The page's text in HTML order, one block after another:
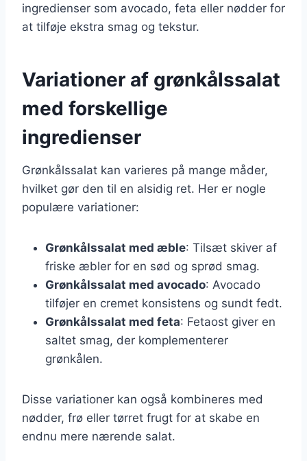
ingredienser som avocado, feta eller nødder for
at tilføje ekstra smag og tekstur.
Variationer af grønkålssalat
med forskellige
ingredienser
Grønkålssalat kan varieres på mange måder,
hvilket gør den til en alsidig ret. Her er nogle
populære variationer:
Grønkålssalat med æble: Tilsæt skiver af
friske æbler for en sød og sprød smag.
Grønkålssalat med avocado: Avocado
tilføjer en cremet konsistens og sundt fedt.
Grønkålssalat med feta: Fetaost giver en
saltet smag, der komplementerer
grønkålen.
Disse variationer kan også kombineres med
nødder, frø eller tørret frugt for at skabe en
endnu mere nærende salat.